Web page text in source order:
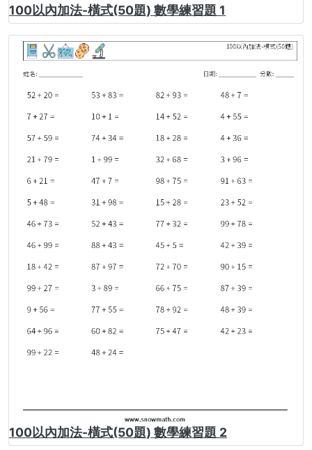
100以內加法-橫式(50題) 數學練習題 1
100以內加法-橫式(50題) 數學練習題 2